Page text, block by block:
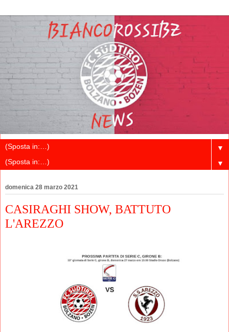
▼
▼
domenica 28 marzo 2021
CASIRAGHI SHOW, BATTUTO
L'AREZZO